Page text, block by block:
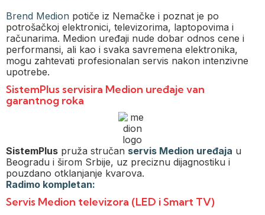
Brend Medion potiče iz Nemačke i poznat je po
potrošačkoj elektronici, televizorima, laptopovima i
računarima. Medion uređaji nude dobar odnos cene i
performansi, ali kao i svaka savremena elektronika,
mogu zahtevati profesionalan servis nakon intenzivne
upotrebe.
SistemPlus servisira Medion uređaje van
garantnog roka​
SistemPlus pruža stručan servis Medion uređaja u
Beogradu i širom Srbije, uz preciznu dijagnostiku i
pouzdano otklanjanje kvarova.
Radimo kompletan:
Servis Medion televizora (LED i Smart TV)